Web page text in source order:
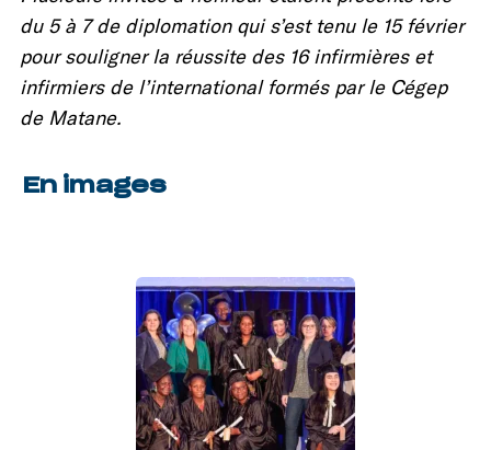
du 5 à 7 de diplomation qui s’est tenu le 15 février
pour souligner la réussite des 16 infirmières et
infirmiers de l’international formés par le Cégep
de Matane.
En images